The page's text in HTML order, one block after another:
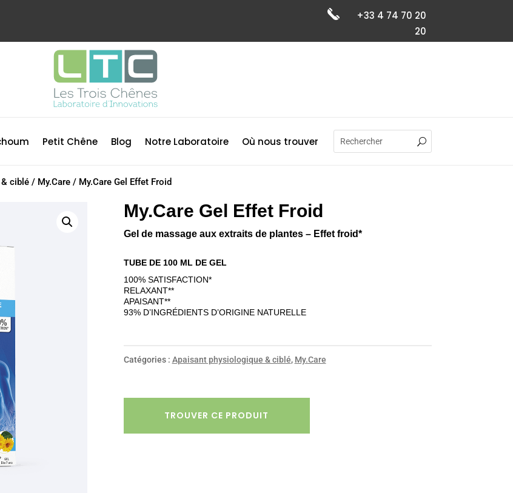
+33 4 74 70 20
20
Petit Chêne Blog Notre Laboratoire Où nous trouver
ciblé / My.Care / My.Care Gel Effet Froid
My.Care Gel Effet Froid
Gel de massage aux extraits de plantes – Effet froid*
TUBE DE 100 ML DE GEL
100% SATISFACTION*
RELAXANT**
APAISANT**
93% D’INGRÉDIENTS D’ORIGINE NATURELLE
Catégories : Apaisant physiologique & ciblé, My.Care
TROUVER CE PRODUIT